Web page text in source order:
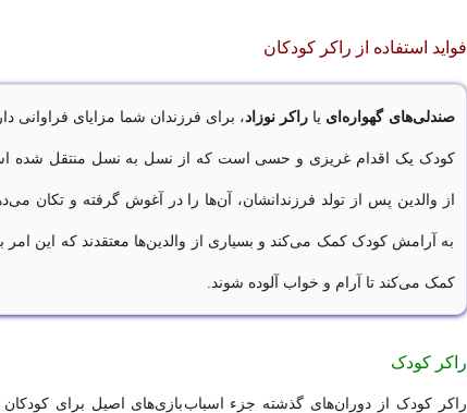
فواید استفاده از راکر کودکان
صندلی‌های گهواره‌ای یا راکر نوزاد، برای فرزندان شما مزایای فراوانی
کودک یک اقدام غریزی و حسی است که از نسل به نسل منتقل شده
از والدین پس از تولد فرزندانشان، آن‌ها را در آغوش گرفته و تکان
به آرامش کودک کمک می‌کند و بسیاری از والدین‌ها معتقدند که این امر
کمک می‌کند تا آرام و خواب آلوده شوند.
راکر کودک
راکر کودک از دوران‌های گذشته جزء اسباب‌بازی‌های اصیل برای